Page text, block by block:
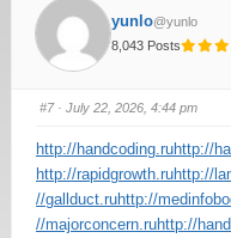
yunlo@yunlo
8,043 Posts
#7· July 22, 2026, 4:44 pm
http://handcoding.ruhttp://
http://rapidgrowth.ruhttp://
//gallduct.ruhttp://
//majorconcern.ruhttp://